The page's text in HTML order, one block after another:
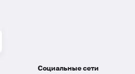
Социальные сети